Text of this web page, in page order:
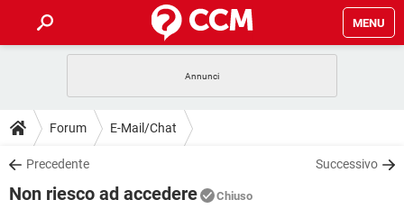
MENU
INTRATTENIMENTO
iOS
INSTAGRAM WHATSAPP
GUIDE
COVID-19
DOWNLOAD
COVID-19 GAMING
Forum E-Mail/Chat
Precedente Successivo
Non riesco ad accedere Chiuso